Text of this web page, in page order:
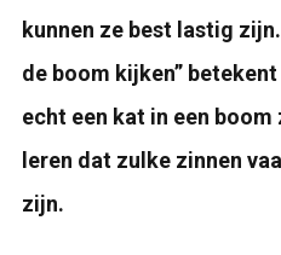
kunnen ze best lastig
de boom kijken”
echt een kat in een
leren dat zulke zinnen
zijn.